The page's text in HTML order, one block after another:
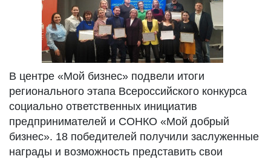
В центре «Мой бизнес» подвели итоги
регионального этапа Всероссийского конкурса
социально ответственных инициатив
предпринимателей и СОНКО «Мой добрый
бизнес». 18 победителей получили заслуженные
награды и возможность представить свои